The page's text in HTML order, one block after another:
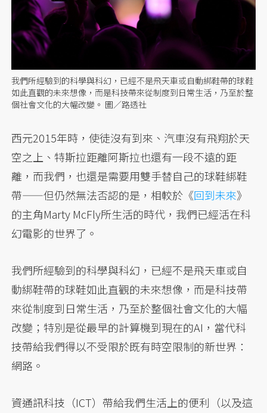
我們所經驗到的科學與科幻，已經不是飛天車或自動綁鞋帶的球鞋
如此直觀的未來想像，而是科技帶來從制度到日常生活，乃至於整
個社會文化的大幅改變。 圖／路透社
西元2015年時，使徒沒有到來、汽車沒有飛翔於天
空之上、特斯拉距離阿斯拉也還有一段不遠的距
離，而我們，也還是需要用雙手替自己的球鞋綁鞋
帶——但仍然無法否認的是，相較於《回到未來》
的主角Marty McFly所生活的時代，我們已經活在科
幻電影的世界了。
我們所經驗到的科學與科幻，已經不是飛天車或自
動綁鞋帶的球鞋如此直觀的未來想像，而是科技帶
來從制度到日常生活，乃至於整個社會文化的大幅
改變；特別是從最早的計算機到現在的AI，當代科
技帶給我們得以不受限於既有時空限制的新世界：
網路。
資通訊科技（ICT）帶給我們生活上的便利（以及這